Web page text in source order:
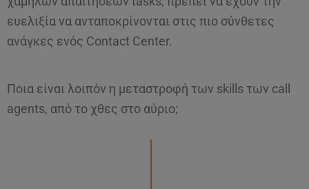
ευελιξία να ανταποκρίνονται στις πιο σύνθετες
ανάγκες ενός Contact Center.
Ποια είναι λοιπόν η μεταστροφή των skills των call
agents, από το χθες στο αύριο;